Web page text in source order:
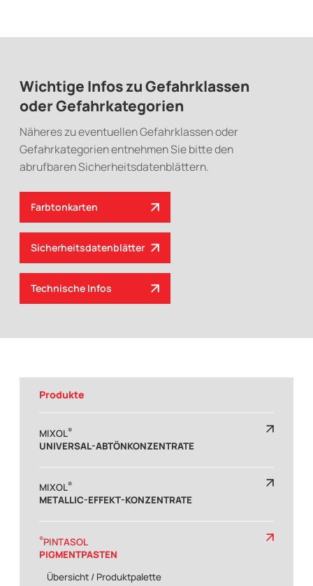
Produkte
MIXOL®
UNIVERSAL-ABTÖNKONZENTRATE
MIXOL®
METALLIC-EFFEKT-KONZENTRATE
®PINTASOL
PIGMENTPASTEN
Übersicht / Produktpalette
Wichtige Infos zu Gefahrklassen
oder Gefahrkategorien
Näheres zu eventuellen Gefahrklassen oder
Gefahrkategorien entnehmen Sie bitte den
abrufbaren Sicherheitsdatenblättern.
Farbtonkarten
Sicherheitsdatenblätter
Technische Infos